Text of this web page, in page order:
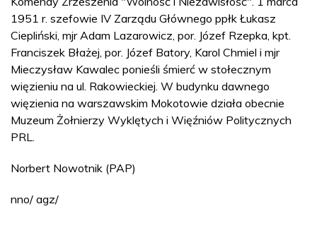
1951 r. szefowie IV Zarządu Głównego ppłk Łukasz
Ciepliński, mjr Adam Lazarowicz, por. Józef Rzepka, kpt.
Franciszek Błażej, por. Józef Batory, Karol Chmiel i mjr
Mieczysław Kawalec ponieśli śmierć w stołecznym
więzieniu na ul. Rakowieckiej. W budynku dawnego
więzienia na warszawskim Mokotowie działa obecnie
Muzeum Żołnierzy Wyklętych i Więźniów Politycznych
PRL.
Norbert Nowotnik (PAP)
nno/ agz/